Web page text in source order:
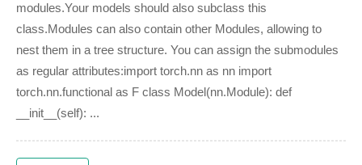
modules.Your models should also subclass this
class.Modules can also contain other Modules, allowing to
nest them in a tree structure. You can assign the submodules
as regular attributes:import torch.nn as nn import
torch.nn.functional as F class Model(nn.Module): def
__init__(self): ...